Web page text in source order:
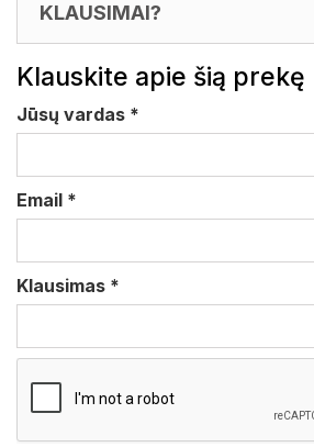
KLAUSIMAI?
Klauskite apie šią prekę
Jūsų vardas *
Email *
Klausimas *